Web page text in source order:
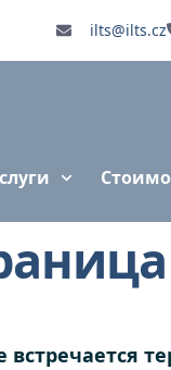
ilts@ilts.cz